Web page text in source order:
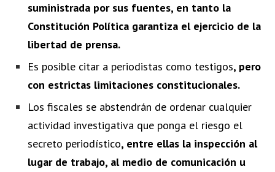
suministrada por sus fuentes, en tanto la
Constitución Política garantiza el ejercicio de la
libertad de prensa.
Es posible citar a periodistas como testigos, pero
con estrictas limitaciones constitucionales.
Los fiscales se abstendrán de ordenar cualquier
actividad investigativa que ponga el riesgo el
secreto periodístico, entre ellas la inspección al
lugar de trabajo, al medio de comunicación u